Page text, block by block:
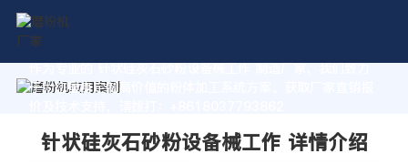
作为专业的 针状硅灰石砂粉设备械工作 制造厂家，我们致力
于为您量身定制高价值的粉体加工系统方案。获取厂家直销报
针状硅灰石砂粉设备械工作 详情介绍